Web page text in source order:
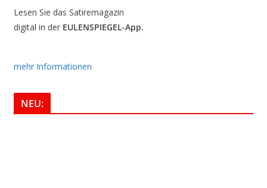
Lesen Sie das Satiremagazin
digital in der EULENSPIEGEL-App.
mehr Informationen
NEU: